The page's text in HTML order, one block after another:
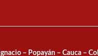
– Popayán – Cauca –